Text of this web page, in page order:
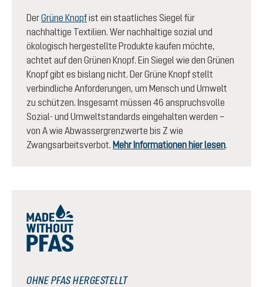
DerGrüne Knopfist ein staatliches Siegel für
nachhaltige Textilien. Wer nachhaltige sozial und
ökologisch hergestellte Produkte kaufen möchte,
achtet auf den Grünen Knopf. Ein Siegel wie den Grünen
Knopf gibt es bislang nicht. Der Grüne Knopf stellt
verbindliche Anforderungen, um Mensch und Umwelt
zu schützen. Insgesamt müssen 46 anspruchsvolle
Sozial- und Umweltstandards eingehalten werden –
von A wie Abwassergrenzwerte bis Z wie
Zwangsarbeitsverbot. Mehr Informationen hier lesen.
OHNE PFAS HERGESTELLT